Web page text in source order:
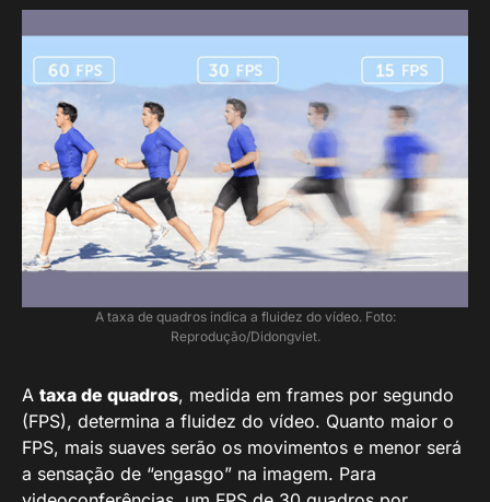
A taxa de quadros indica a fluidez do vídeo. Foto:
Reprodução/Didongviet.
A taxa de quadros, medida em frames por segundo
(FPS), determina a fluidez do vídeo. Quanto maior o
FPS, mais suaves serão os movimentos e menor será
a sensação de “engasgo” na imagem. Para